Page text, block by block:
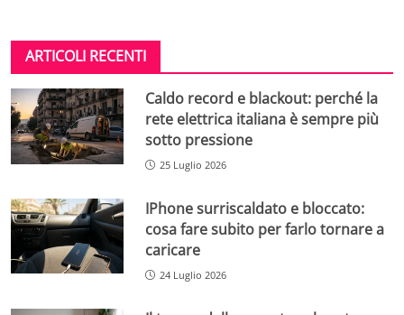
ARTICOLI RECENTI
Caldo record e blackout: perché la
rete elettrica italiana è sempre più
sotto pressione
25 Luglio 2026
IPhone surriscaldato e bloccato:
cosa fare subito per farlo tornare a
caricare
24 Luglio 2026